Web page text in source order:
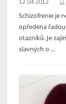
12.04.2012
Schizofrenie je
opředena
otazníků. Je
slavných o ...